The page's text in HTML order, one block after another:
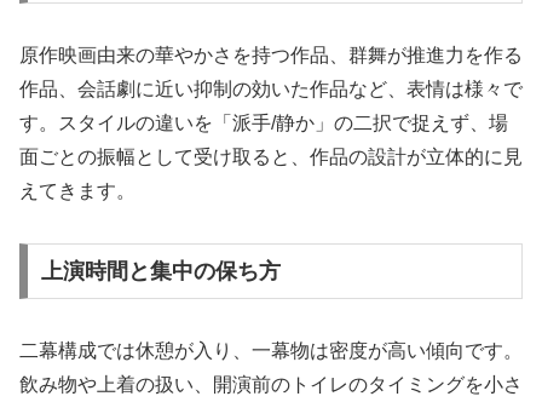
原作映画由来の華やかさを持つ作品、群舞が推進力を作る
作品、会話劇に近い抑制の効いた作品など、表情は様々で
す。スタイルの違いを「派手/静か」の二択で捉えず、場
面ごとの振幅として受け取ると、作品の設計が立体的に見
えてきます。
上演時間と集中の保ち方
二幕構成では休憩が入り、一幕物は密度が高い傾向です。
飲み物や上着の扱い、開演前のトイレのタイミングを小さ